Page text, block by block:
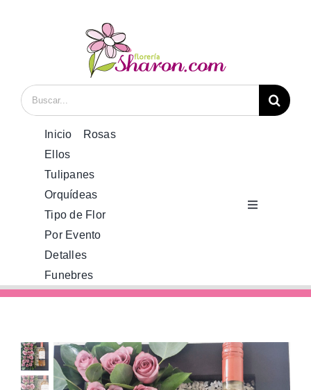
Buscar:
Toggle
Rosas
Tulipanes
Inicio
Rosas
Ellos
Tulipanes
Orquídeas
Tipo de Flor
Por Evento
Detalles
Funebres